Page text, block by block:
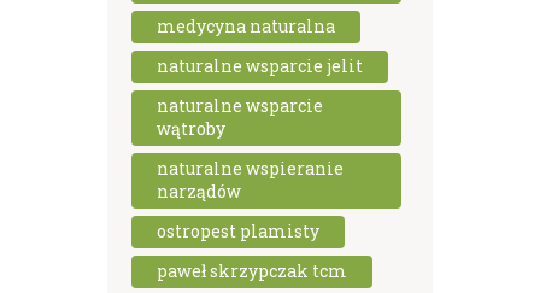
medycyna naturalna
naturalne wsparcie jelit
naturalne wsparcie
wątroby
naturalne wspieranie
narządów
ostropest plamisty
paweł skrzypczak tcm